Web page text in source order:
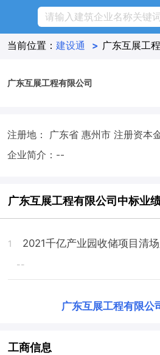
当前位置： 建设通 > 广东互展工
广东互展工程有限公司
注册地： 广东省 惠州市 注册资本
企业简介：--
广东互展工程有限公司中标业
1 2021千亿产业园收储项目清
--
广东互展工程有限公
工商信息